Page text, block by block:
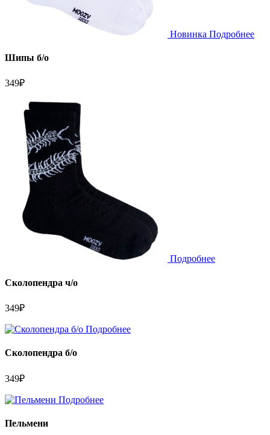
Новинка Подробнее
Шипы б/о
349₽
Подробнее
Сколопендра ч/о
349₽
Подробнее
Сколопендра б/о
349₽
Подробнее
Пельмени